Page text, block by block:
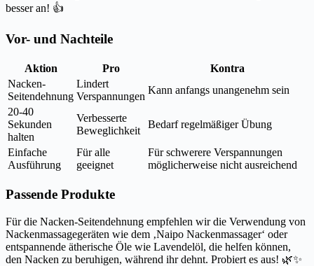
besser an! 👍
Vor- und Nachteile
Aktion Pro
Kontra
Nacken-
Seitendehnung
Lindert
Verspannungen
Kann anfangs unangenehm sein
20-40
Sekunden
halten
Verbesserte
Beweglichkeit
Bedarf regelmäßiger Übung
Einfache
Ausführung
Für alle
geeignet
Für schwerere Verspannungen
möglicherweise nicht ausreichend
Passende Produkte
Für die Nacken-Seitendehnung empfehlen wir die Verwendung von
Nackenmassagegeräten wie dem ‚Naipo Nackenmassager‘ oder
entspannende ätherische Öle wie Lavendelöl, die helfen können,
den Nacken zu beruhigen, während ihr dehnt. Probiert es aus! 🌿✨